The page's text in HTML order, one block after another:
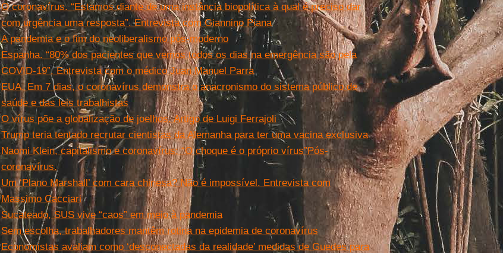
O coronavírus. “Estamos diante de uma instância biopolítica à qual é preciso dar
com urgência uma resposta”. Entrevista com Giannino Piana
A pandemia e o fim do neoliberalismo pós-moderno
Espanha. “80% dos pacientes que vemos todos os dias na emergência são pela
COVID-19”. Entrevista com o médico Juan Manuel Parra
EUA. Em 7 dias, o coronavírus demonstra o anacronismo do sistema público de
saúde e das leis trabalhistas
O vírus põe a globalização de joelhos. Artigo de Luigi Ferrajoli
Trump teria tentado recrutar cientistas da Alemanha para ter uma vacina exclusiva
Naomi Klein, capitalismo e coronavírus: “O choque é o próprio vírus”Pós-
coronavírus.
Um ‘Plano Marshall’ com cara chinesa? Não é impossível. Entrevista com
Massimo Cacciari
Sucateado, SUS vive “caos” em meio à pandemia
Sem escolha, trabalhadores mantêm rotina na epidemia de coronavírus
Economistas avaliam como ‘desconectadas da realidade’ medidas de Guedes para